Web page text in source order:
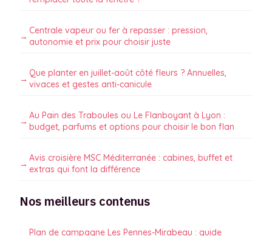
Centrale vapeur ou fer à repasser : pression,
autonomie et prix pour choisir juste
Que planter en juillet-août côté fleurs ? Annuelles,
vivaces et gestes anti-canicule
Au Pain des Traboules ou Le Flanboyant à Lyon :
budget, parfums et options pour choisir le bon flan
Avis croisière MSC Méditerranée : cabines, buffet et
extras qui font la différence
Nos meilleurs contenus
Plan de campagne Les Pennes-Mirabeau : guide